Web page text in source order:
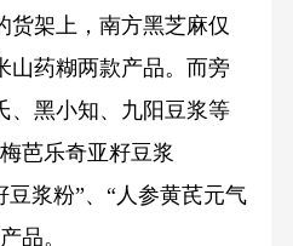
货架上，南方黑芝麻仅
山药糊两款产品。而旁
、黑小知、九阳豆浆等
芭乐奇亚籽豆浆
豆浆粉”、“人参黄芪元气
品。